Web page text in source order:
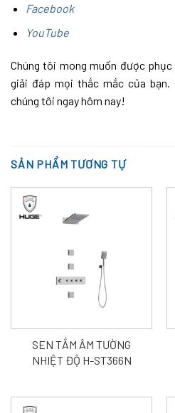
Facebook
YouTube
Chúng tôi mong muốn được
giải đáp mọi thắc mắc của
chúng tôi ngay hôm nay!
SẢN PHẨM TƯƠNG TỰ
SEN TẮM ÂM TƯỜNG
NHIỆT ĐỘ H-ST366N